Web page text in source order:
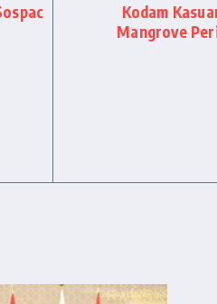
Kodam
Mangrove